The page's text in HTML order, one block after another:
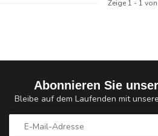
Zeige 1 - 1
Abonnieren Sie
Bleibe auf dem Laufenden mit